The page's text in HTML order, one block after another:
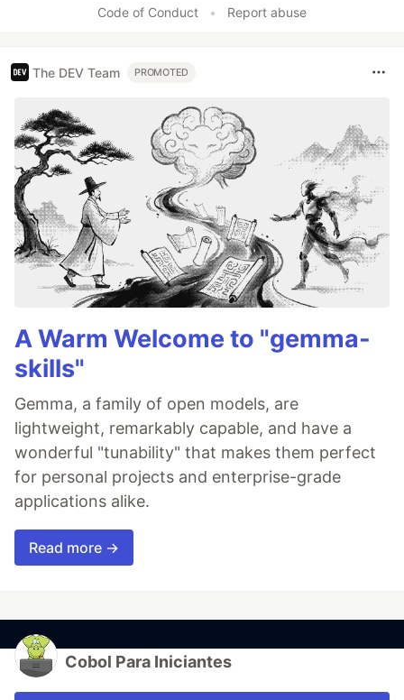
Code of Conduct
• Report abuse
The DEV Team PROMOTED
A Warm Welcome to "gemma-
skills"
Gemma, a family of open models, are
lightweight, remarkably capable, and have a
wonderful "tunability" that makes them perfect
for personal projects and enterprise-grade
applications alike.
Read more →
Cobol Para Iniciantes